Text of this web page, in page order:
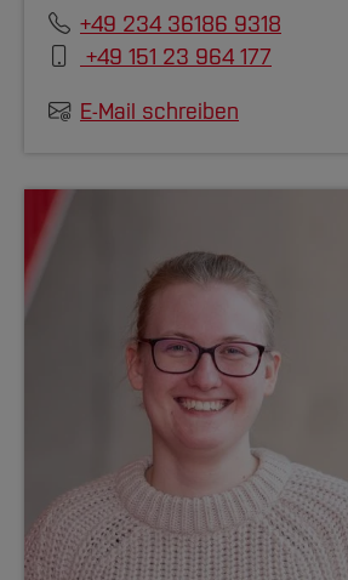
Allgemeine
Studienorientierungsangebote
+49 234 36186 9318
+49 151 23 964 177
E-Mail schreiben